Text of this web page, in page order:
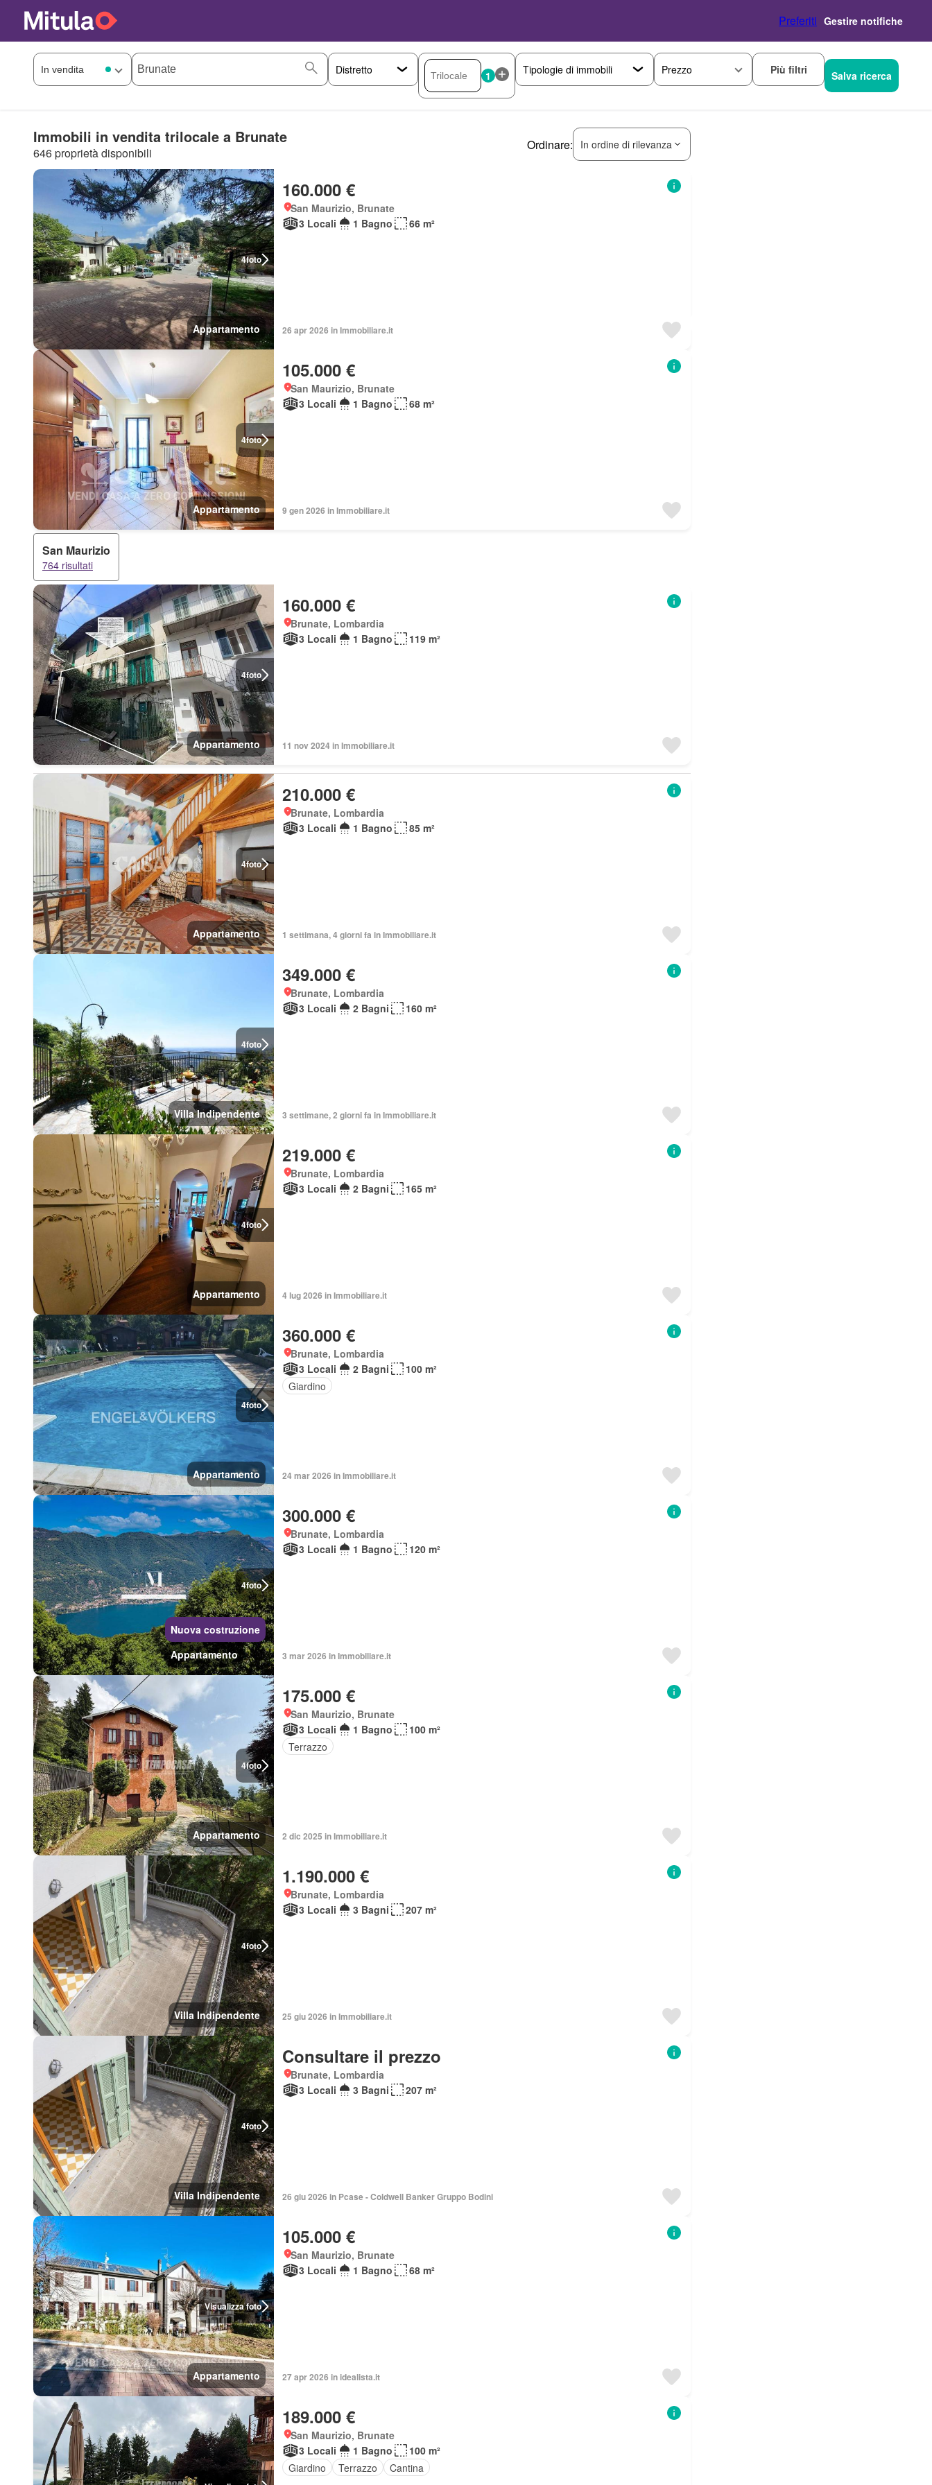
Preferiti Gestire notifiche
1 Prezzo Più filtri Salva ricerca
Immobili in vendita trilocale a Brunate
646 proprietà disponibili
Ordinare: In ordine di rilevanza
4foto
Appartamento
160.000 €
San Maurizio, Brunate
3 Locali
1 Bagno 66 m²
26 apr 2026 in Immobiliare.it
4foto
Appartamento
105.000 €
San Maurizio, Brunate
3 Locali
1 Bagno 68 m²
9 gen 2026 in Immobiliare.it
San Maurizio
764 risultati
4foto
Appartamento
160.000 €
Brunate, Lombardia
3 Locali
1 Bagno 119 m²
11 nov 2024 in Immobiliare.it
4foto
Appartamento
210.000 €
Brunate, Lombardia
3 Locali
1 Bagno 85 m²
1 settimana, 4 giorni fa in Immobiliare.it
4foto
Villa Indipendente
349.000 €
Brunate, Lombardia
3 Locali
2 Bagni 160 m²
3 settimane, 2 giorni fa in Immobiliare.it
4foto
Appartamento
219.000 €
Brunate, Lombardia
3 Locali
2 Bagni 165 m²
4 lug 2026 in Immobiliare.it
4foto
Appartamento
360.000 €
Brunate, Lombardia
3 Locali
2 Bagni
100 m²
Giardino
24 mar 2026 in Immobiliare.it
4foto
Nuova costruzione
Appartamento
300.000 €
Brunate, Lombardia
3 Locali
1 Bagno 120 m²
3 mar 2026 in Immobiliare.it
4foto
Appartamento
175.000 €
San Maurizio, Brunate
3 Locali
1 Bagno
100 m²
Terrazzo
2 dic 2025 in Immobiliare.it
4foto
Villa Indipendente
1.190.000 €
Brunate, Lombardia
3 Locali
3 Bagni 207 m²
25 giu 2026 in Immobiliare.it
4foto
Villa Indipendente
Consultare il prezzo
Brunate, Lombardia
3 Locali
3 Bagni 207 m²
26 giu 2026 in Pcase - Coldwell Banker Gruppo Bodini
Visualizza foto
Appartamento
105.000 €
San Maurizio, Brunate
3 Locali
1 Bagno 68 m²
27 apr 2026 in idealista.it
189.000 €
San Maurizio, Brunate
3 Locali
1 Bagno
100 m²
Giardino
Terrazzo Cantina